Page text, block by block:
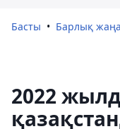
Басты Барлық
2022